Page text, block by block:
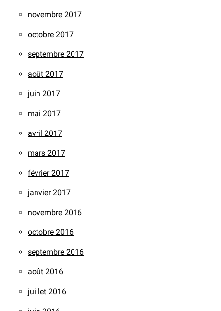
novembre 2017
octobre 2017
septembre 2017
août 2017
juin 2017
mai 2017
avril 2017
mars 2017
février 2017
janvier 2017
novembre 2016
octobre 2016
septembre 2016
août 2016
juillet 2016